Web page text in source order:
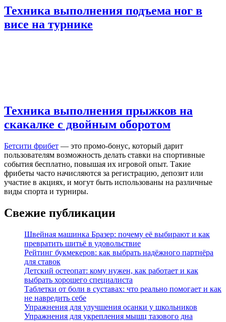
Техника выполнения подъема ног в
висе на турнике
Техника выполнения прыжков на
скакалке с двойным оборотом
Бетсити фрибет — это промо-бонус, который дарит
пользователям возможность делать ставки на спортивные
события бесплатно, повышая их игровой опыт. Такие
фрибеты часто начисляются за регистрацию, депозит или
участие в акциях, и могут быть использованы на различные
виды спорта и турниры.
Свежие публикации
Швейная машинка Бразер: почему её выбирают и как
превратить шитьё в удовольствие
Рейтинг букмекеров: как выбрать надёжного партнёра
для ставок
Детский остеопат: кому нужен, как работает и как
выбрать хорошего специалиста
Таблетки от боли в суставах: что реально помогает и как
не навредить себе
Упражнения для улучшения осанки у школьников
Упражнения для укрепления мышц тазового дна